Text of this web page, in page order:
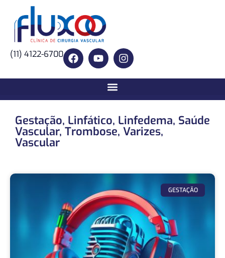
(11) 4122-6700
Gestação, Linfático, Linfedema, Saúde
Vascular, Trombose, Varizes,
Vascular
GESTAÇÃO